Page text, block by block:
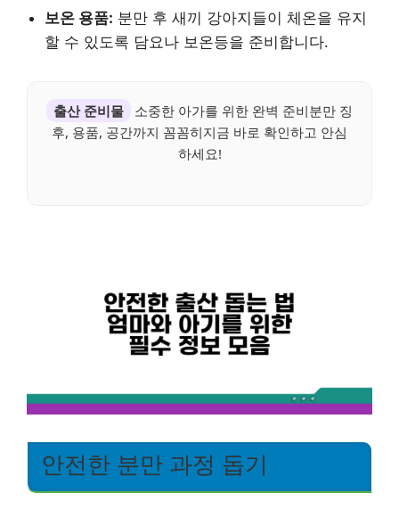
보온 용품: 분만 후 새끼 강아지들이 체온을 유지
할 수 있도록 담요나 보온등을 준비합니다.
출산 준비물
소중한 아가를 위한 완벽 준비분만 징
후, 용품, 공간까지 꼼꼼히지금 바로 확인하고 안심
하세요!
안전한 분만 과정 돕기